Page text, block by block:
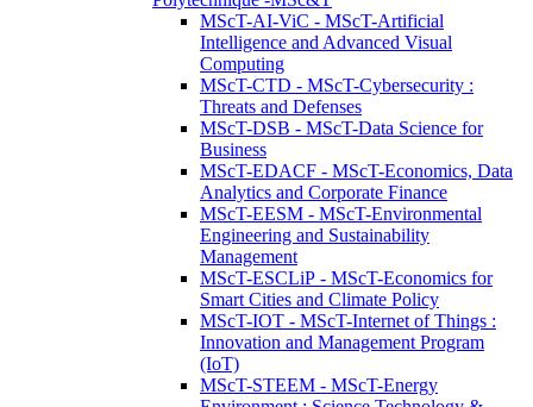
MScT-AI-ViC - MScT-Artificial
Intelligence and Advanced Visual
Computing
MScT-CTD - MScT-Cybersecurity :
Threats and Defenses
MScT-DSB - MScT-Data Science for
Business
MScT-EDACF - MScT-Economics, Data
Analytics and Corporate Finance
MScT-EESM - MScT-Environmental
Engineering and Sustainability
Management
MScT-ESCLiP - MScT-Economics for
Smart Cities and Climate Policy
MScT-IOT - MScT-Internet of Things :
Innovation and Management Program
(IoT)
MScT-STEEM - MScT-Energy